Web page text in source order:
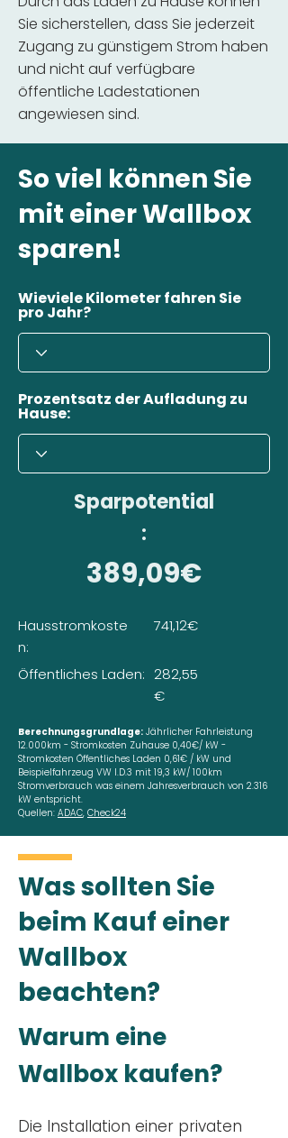
Sie sicherstellen, dass Sie jederzeit
Zugang zu günstigem Strom haben
und nicht auf verfügbare
öffentliche Ladestationen
angewiesen sind.
So viel können Sie
mit einer Wallbox
sparen!
Wieviele Kilometer fahren Sie
pro Jahr?
Prozentsatz der Aufladung zu
Hause:
Sparpotential
:
389,09€
Hausstromkoste
n:
Öffentliches Laden:
741,12€
282,55
€
Berechnungsgrundlage: Jährlicher Fahrleistung
12.000km - Stromkosten Zuhause 0,40€/ kW -
Stromkosten Öffentliches Laden 0,61€ / kW und
Beispielfahrzeug VW I.D.3 mit 19,3 kW/ 100km
Stromverbrauch was einem Jahresverbrauch von 2.316
kW entspricht.
Quellen: ADAC, Check24
Was sollten Sie
beim Kauf einer
Wallbox
beachten?
Warum eine
Wallbox kaufen?
Die Installation einer privaten